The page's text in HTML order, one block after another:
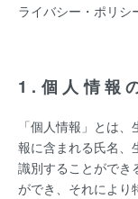
ライバシー・ポリシ
1.個人情報
「個人情報」とは
報に含まれる氏名、
識別することができ
ができ、それにより